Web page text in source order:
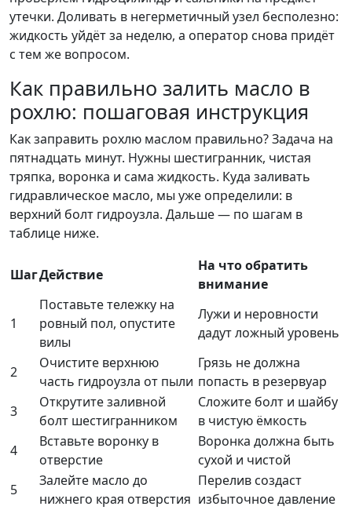
утечки. Доливать в негерметичный узел бесполезно:
жидкость уйдёт за неделю, а оператор снова придёт
с тем же вопросом.
Как правильно залить масло в
рохлю: пошаговая инструкция
Как заправить рохлю маслом правильно? Задача на
пятнадцать минут. Нужны шестигранник, чистая
тряпка, воронка и сама жидкость. Куда заливать
гидравлическое масло, мы уже определили: в
верхний болт гидроузла. Дальше — по шагам в
таблице ниже.
ШагДействие
На что обратить
внимание
1
Поставьте тележку на
ровный пол, опустите
вилы
Лужи и неровности
дадут ложный уровень
2
Очистите верхнюю
часть гидроузла от пыли
Грязь не должна
попасть в резервуар
3
Открутите заливной
болт шестигранником
Сложите болт и шайбу
в чистую ёмкость
4
Вставьте воронку в
отверстие
Воронка должна быть
сухой и чистой
5
Залейте масло до
нижнего края отверстия
Перелив создаст
избыточное давление